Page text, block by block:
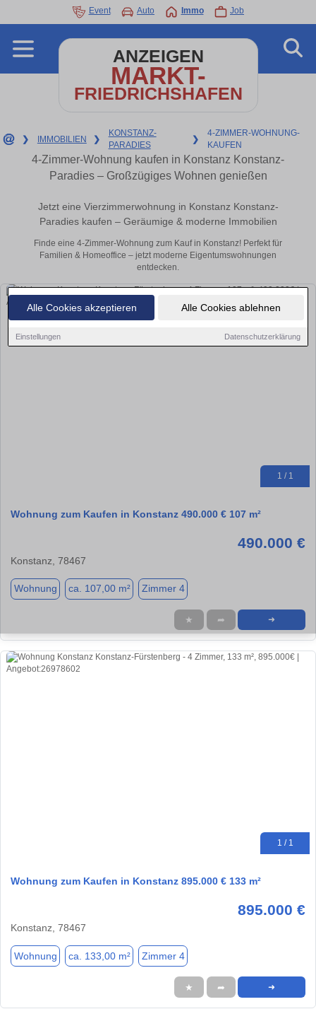
Alle Cookies akzeptieren Alle Cookies ablehnen
Einstellungen Datenschutzerklärung
Event Auto Immo Job
ANZEIGEN
MARKT-
FRIEDRICHSHAFEN
❯ IMMOBILIEN ❯
KONSTANZ-
PARADIES
❯
4-ZIMMER-WOHNUNG-
KAUFEN
4-Zimmer-Wohnung kaufen in Konstanz Konstanz-
Paradies – Großzügiges Wohnen genießen
Jetzt eine Vierzimmerwohnung in Konstanz Konstanz-
Paradies kaufen – Geräumige & moderne Immobilien
Finde eine 4-Zimmer-Wohnung zum Kauf in Konstanz! Perfekt für
Familien & Homeoffice – jetzt moderne Eigentumswohnungen
entdecken.
1 / 1
Wohnung zum Kaufen in Konstanz 490.000 € 107 m²
490.000 €
Konstanz, 78467
Wohnung ca. 107,00 m² Zimmer 4
★ ➦ ➜
1 / 1
Wohnung zum Kaufen in Konstanz 895.000 € 133 m²
895.000 €
Konstanz, 78467
Wohnung ca. 133,00 m² Zimmer 4
★ ➦ ➜